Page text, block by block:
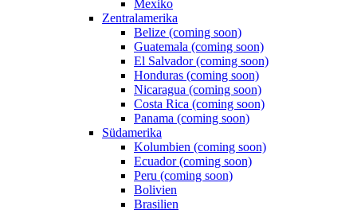
Mexiko
Zentralamerika
Belize (coming soon)
Guatemala (coming soon)
El Salvador (coming soon)
Honduras (coming soon)
Nicaragua (coming soon)
Costa Rica (coming soon)
Panama (coming soon)
Südamerika
Kolumbien (coming soon)
Ecuador (coming soon)
Peru (coming soon)
Bolivien
Brasilien